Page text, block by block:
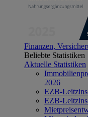
Finanzen,
Beliebte Statistiken
Aktuelle Statistiken
2026
EZB-
EZB-